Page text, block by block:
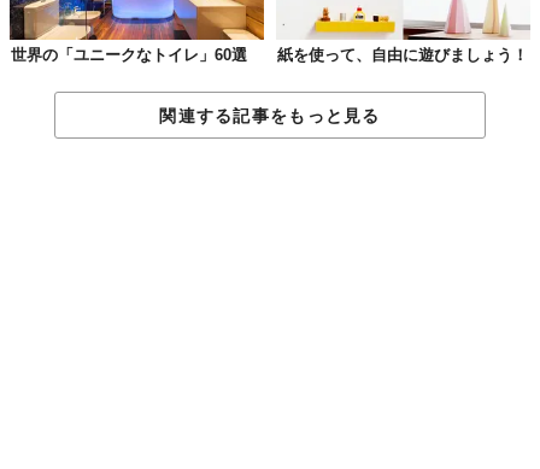
世界の「ユニークなトイレ」60選 紙を使って、自由に遊びましょう！
関連する記事をもっと見る